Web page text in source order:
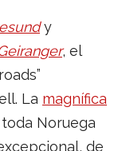
y
, el
La magnífica
Noruega
de